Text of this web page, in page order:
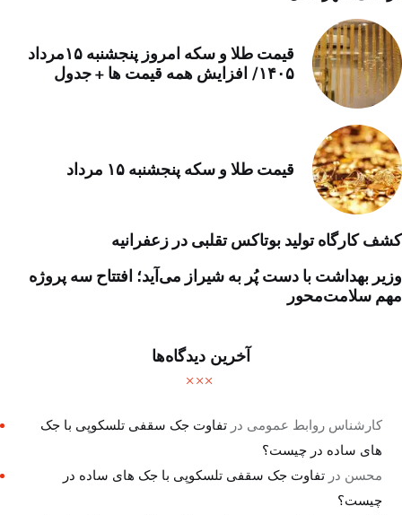
قیمت طلا و سکه امروز پنجشنبه ۱۵مرداد
۱۴۰۵/ افزایش همه قیمت ها + جدول
قیمت طلا و سکه پنجشنبه ۱۵ مرداد
کشف کارگاه تولید بوتاکس تقلبی در زعفرانیه
وزیر بهداشت با دست پُر به شیراز می‌آید؛ افتتاح سه پروژه
مهم سلامت‌محور
آخرین دیدگاه‌ها
کارشناس روابط عمومی درتفاوت جک سقفی تلسکوپی با جک
های ساده در چیست؟
محسن درتفاوت جک سقفی تلسکوپی با جک های ساده در
چیست؟